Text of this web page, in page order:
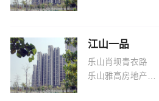
江山一品
乐山肖坝青衣路
乐山雅高房地产开发有限公司